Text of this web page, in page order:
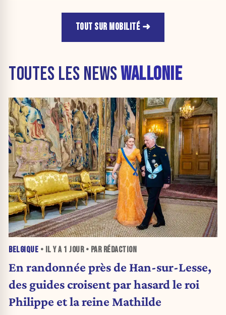
TOUT SUR MOBILITÉ
TOUTES LES NEWSWALLONIE
BELGIQUE • IL Y A 1 JOUR• PAR RÉDACTION
En randonnée près de Han-sur-Lesse,
des guides croisent par hasard le roi
Philippe et la reine Mathilde